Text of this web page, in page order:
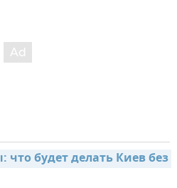
будет делать Киев без